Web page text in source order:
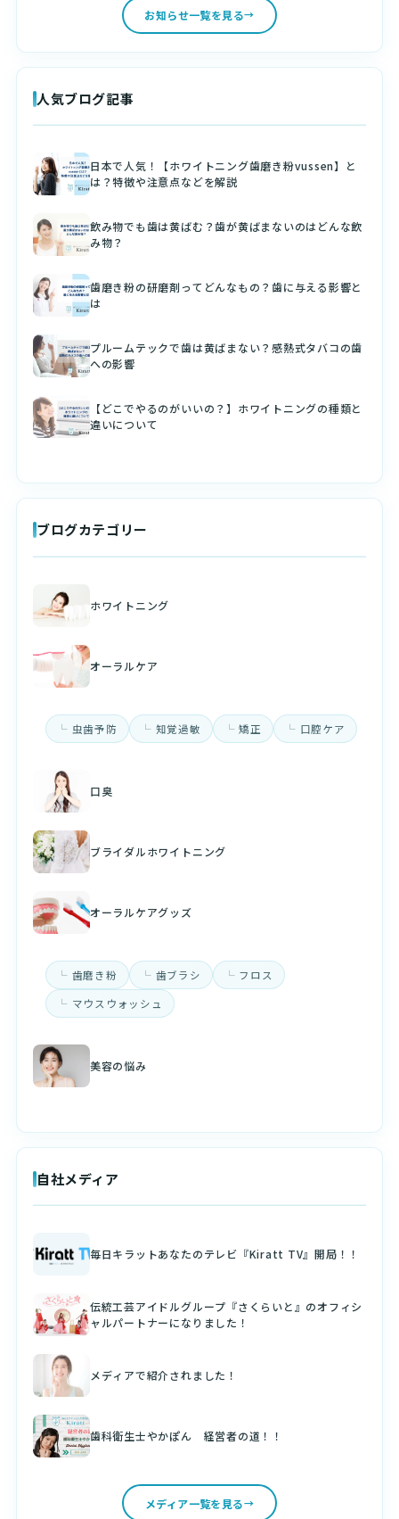
お知らせ一覧を見る
人気ブログ記事
日本で人気！【ホワイトニング歯磨き粉vussen】と
は？特徴や注意点などを解説
飲み物でも歯は黄ばむ？歯が黄ばまないのはどんな飲
み物？
歯磨き粉の研磨剤ってどんなもの？歯に与える影響と
は
プルームテックで歯は黄ばまない？感熱式タバコの歯
への影響
【どこでやるのがいいの？】ホワイトニングの種類と
違いについて
ブログカテゴリー
ホワイトニング
オーラルケア
虫歯予防 知覚過敏 矯正 口腔ケア
口臭
ブライダルホワイトニング
オーラルケアグッズ
歯磨き粉 歯ブラシ
フロス
マウスウォッシュ
美容の悩み
自社メディア
毎日キラットあなたのテレビ『Kiratt TV』開局！！
伝統工芸アイドルグループ『さくらいと』のオフィシ
ャルパートナーになりました！
メディアで紹介されました！
歯科衛生士やかぽん 経営者の道！！
メディア一覧を見る